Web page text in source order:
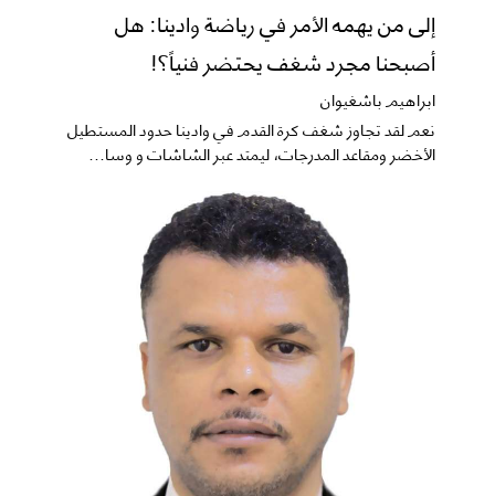
إلى من يهمه الأمر في رياضة وادينا: هل
أصبحنا مجرد شغف يحتضر فنياً؟!
ابراهيم باشغيوان
نعم ​لقد تجاوز شغف كرة القدم في وادينا حدود المستطيل
الأخضر ومقاعد المدرجات، ليمتد عبر الشاشات و وسا...